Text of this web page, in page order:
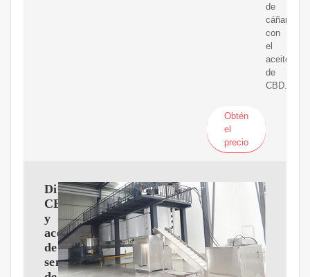
de
cáñamo
con
el
aceite
de
CBD.
Obtén
el
precio
Diferencias
CBD
y
aceite
de
semilla